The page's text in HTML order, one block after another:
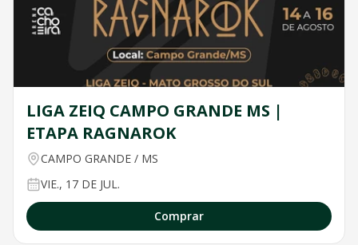
LIGA ZEIQ CAMPO GRANDE MS |
ETAPA RAGNAROK
CAMPO GRANDE / MS
VIE., 17 DE JUL.
Comprar